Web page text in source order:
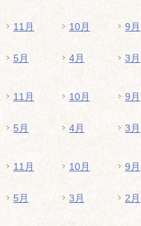
11月 10月 9月
5月 4月 3月
11月 10月 9月
5月 4月 3月
11月 10月 9月
5月 3月 2月